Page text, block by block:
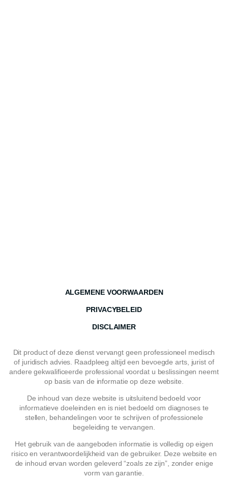
ALGEMENE VOORWAARDEN
PRIVACYBELEID
DISCLAIMER
Dit product of deze dienst vervangt geen professioneel medisch
of juridisch advies. Raadpleeg altijd een bevoegde arts, jurist of
andere gekwalificeerde professional voordat u beslissingen neemt
op basis van de informatie op deze website.
De inhoud van deze website is uitsluitend bedoeld voor
informatieve doeleinden en is niet bedoeld om diagnoses te
stellen, behandelingen voor te schrijven of professionele
begeleiding te vervangen.
Het gebruik van de aangeboden informatie is volledig op eigen
risico en verantwoordelijkheid van de gebruiker. Deze website en
de inhoud ervan worden geleverd “zoals ze zijn”, zonder enige
vorm van garantie.